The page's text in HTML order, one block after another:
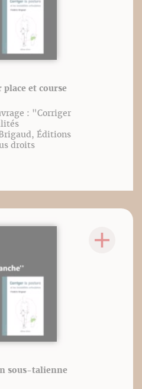
place et course
: "Corriger
Éditions
droits
sous-talienne